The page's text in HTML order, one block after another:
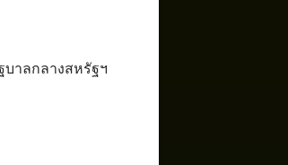
ฐบาลกลางสหรัฐฯ